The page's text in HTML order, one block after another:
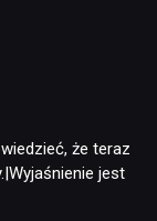
że teraz
jest